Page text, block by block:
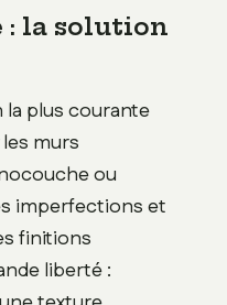
: la solution
la plus courante
murs
ou
imperfections et
finitions
liberté :